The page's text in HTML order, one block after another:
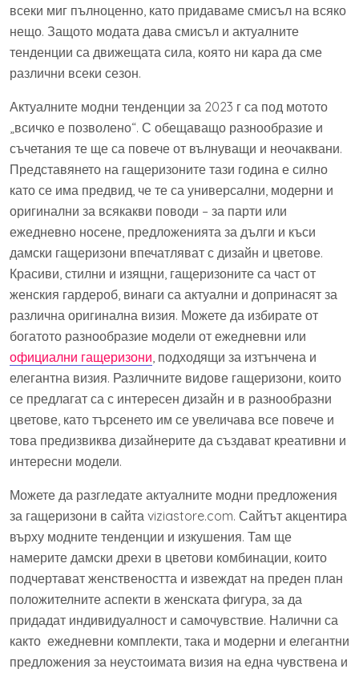
всеки миг пълноценно, като придаваме смисъл на всяко
нещо. Защото модата дава смисъл и актуалните
тенденции са движещата сила, която ни кара да сме
различни всеки сезон.
Актуалните модни тенденции за 2023 г са под мотото
„всичко е позволено“. С обещаващо разнообразие и
съчетания те ще са повече от вълнуващи и неочаквани.
Представянето на гащеризоните тази година е силно
като се има предвид, че те са универсални, модерни и
оригинални за всякакви поводи – за парти или
ежедневно носене, предложенията за дълги и къси
дамски гащеризони впечатляват с дизайн и цветове.
Красиви, стилни и изящни, гащеризоните са част от
женския гардероб, винаги са актуални и допринасят за
различна оригинална визия. Можете да избирате от
богатото разнообразие модели от ежедневни или
официални гащеризони , подходящи за изтънчена и
елегантна визия. Различните видове гащеризони, които
се предлагат са с интересен дизайн и в разнообразни
цветове, като търсенето им се увеличава все повече и
това предизвиква дизайнерите да създават креативни и
интересни модели.
Можете да разгледате актуалните модни предложения
за гащеризони в сайта viziastore.com. Сайтът акцентира
върху модните тенденции и изкушения. Там ще
намерите дамски дрехи в цветови комбинации, които
подчертават женствеността и извеждат на преден план
положителните аспекти в женската фигура, за да
придадат индивидуалност и самочувствие. Налични са
както ежедневни комплекти, така и модерни и елегантни
предложения за неустоимата визия на една чувствена и